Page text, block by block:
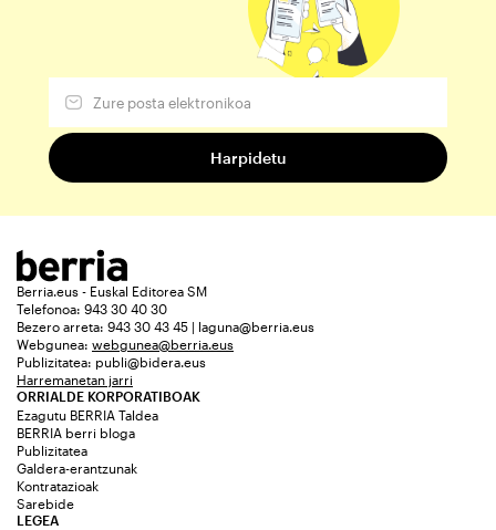
Berria.eus - Euskal Editorea SM
Telefonoa: 943 30 40 30
Bezero arreta: 943 30 43 45 | laguna@berria.eus
Webgunea: webgunea@berria.eus
Publizitatea: publi@bidera.eus
Harremanetan jarri
ORRIALDE KORPORATIBOAK
Ezagutu BERRIA Taldea
BERRIA berri bloga
Publizitatea
Galdera-erantzunak
Kontratazioak
Sarebide
LEGEA